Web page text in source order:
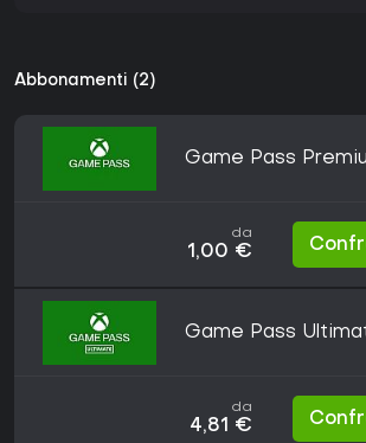
Abbonamenti (2)
Game Pass
da
1,00 €
Game Pass
da
4,81 €